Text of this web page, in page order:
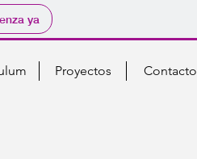
ya
Proyectos Contacto